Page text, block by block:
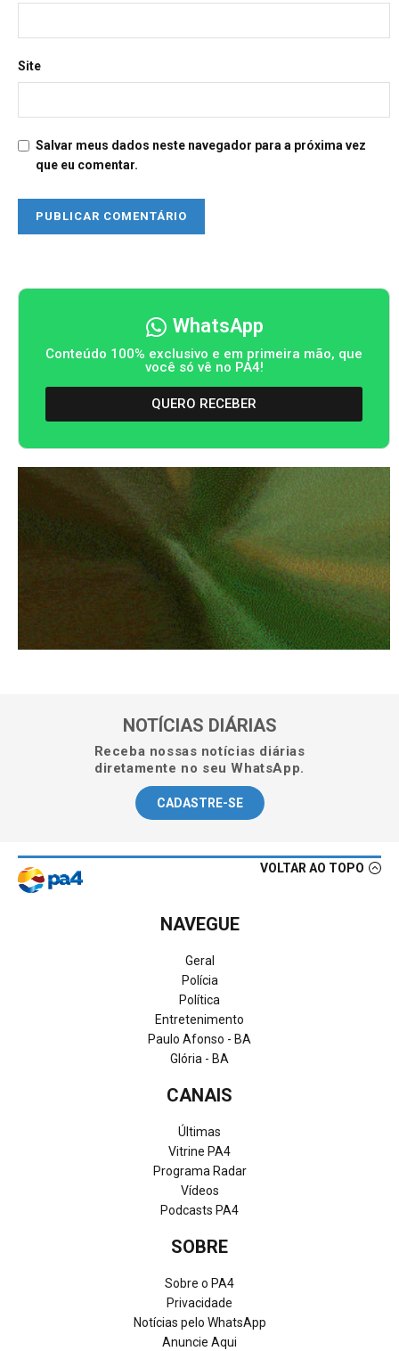
Site
Salvar meus dados neste navegador para a próxima vez
que eu comentar.
WhatsApp
Conteúdo 100% exclusivo e em primeira mão, que
você só vê no PA4!
QUERO RECEBER
NOTÍCIAS DIÁRIAS
Receba nossas notícias diárias
diretamente no seu WhatsApp.
CADASTRE-SE
VOLTAR AO TOPO
NAVEGUE
Geral
Polícia
Política
Entretenimento
Paulo Afonso - BA
Glória - BA
CANAIS
Últimas
Vitrine PA4
Programa Radar
Vídeos
Podcasts PA4
SOBRE
Sobre o PA4
Privacidade
Notícias pelo WhatsApp
Anuncie Aqui